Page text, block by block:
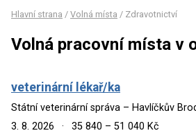
Hlavní strana / Volná místa / Zdravotnictví
Volná pracovní místa v
veterinární lékař/ka
Státní veterinární správa – Havlíčkův
3. 8. 2026
· 35 840 – 51 040 Kč